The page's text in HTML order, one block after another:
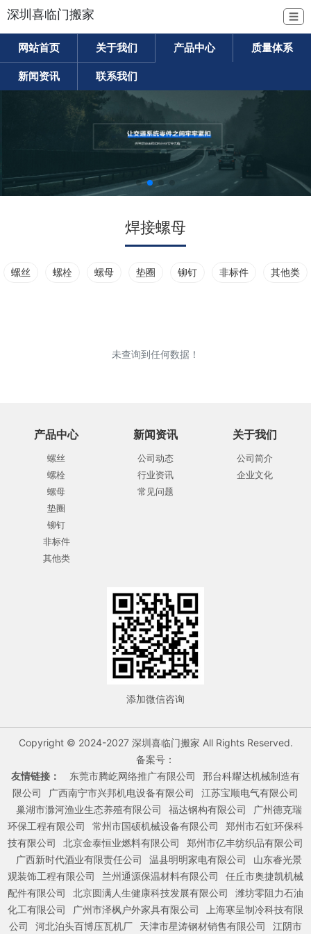
深圳喜临门搬家 ☰
网站首页 关于我们 产品中心 质量体系
新闻资讯 联系我们
焊接螺母
螺丝 螺栓 螺母 垫圈 铆钉 非标件 其他类
未查询到任何数据！
产品中心
螺丝
螺栓
螺母
垫圈
铆钉
非标件
其他类
新闻资讯
公司动态
行业资讯
常见问题
关于我们
公司简介
企业文化
添加微信咨询
Copyright © 2024-2027 深圳喜临门搬家 All Rights Reserved.
备案号：
友情链接：
东莞市腾屹网络推广有限公司
邢台科耀达机械制造有
限公司
广西南宁市兴邦机电设备有限公司
江苏宝顺电气有限公司
巢湖市滁河渔业生态养殖有限公司
福达钢构有限公司
广州德克瑞
环保工程有限公司
常州市国硕机械设备有限公司
郑州市石虹环保科
技有限公司
北京金泰恒业燃料有限公司
郑州市亿丰纺织品有限公司
广西新时代酒业有限责任公司
温县明明家电有限公司
山东睿光景
观装饰工程有限公司
兰州通源保温材料有限公司
任丘市奥捷凯机械
配件有限公司
北京圆满人生健康科技发展有限公司
潍坊零阻力石油
化工有限公司
广州市泽枫户外家具有限公司
上海寒呈制冷科技有限
公司
河北泊头百博压瓦机厂 天津市星涛钢材销售有限公司 江阴市